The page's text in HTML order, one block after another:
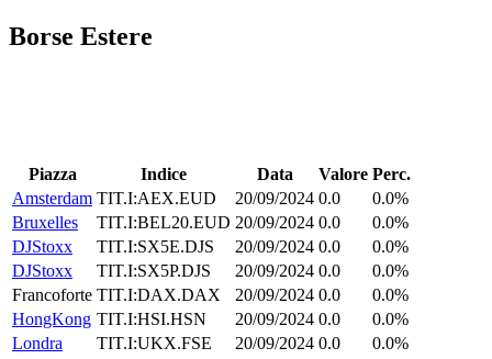
Borse Estere
Piazza Indice Data Valore Perc.
Amsterdam TIT.I:AEX.EUD 20/09/2024 0.0
0.0%
Bruxelles
TIT.I:BEL20.EUD 20/09/2024 0.0
0.0%
DJStoxx
TIT.I:SX5E.DJS 20/09/2024 0.0
0.0%
DJStoxx
TIT.I:SX5P.DJS 20/09/2024 0.0
0.0%
Francoforte TIT.I:DAX.DAX 20/09/2024 0.0
0.0%
HongKong TIT.I:HSI.HSN 20/09/2024 0.0
0.0%
Londra
TIT.I:UKX.FSE 20/09/2024 0.0
0.0%